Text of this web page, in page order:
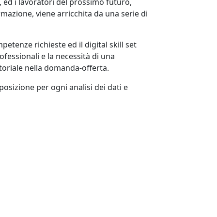
viene arricchita da una serie di
richieste ed il digital skill set
e la necessità di una
nella domanda-offerta.
per ogni analisi dei dati e